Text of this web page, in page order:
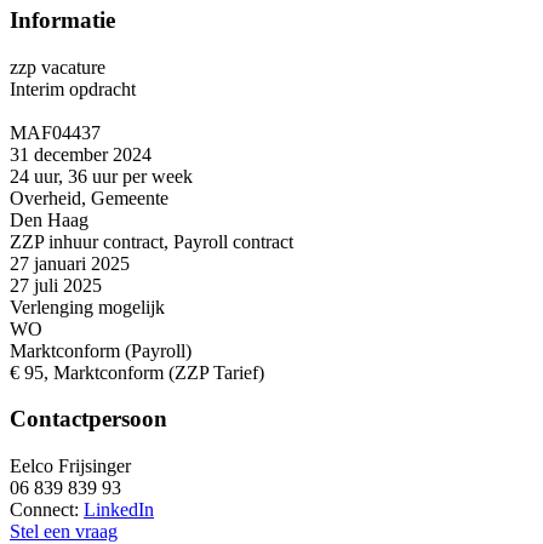
Informatie
zzp vacature
Interim opdracht
MAF04437
31 december 2024
24 uur, 36 uur per week
Overheid, Gemeente
Den Haag
ZZP inhuur contract, Payroll contract
27 januari 2025
27 juli 2025
Verlenging mogelijk
WO
Marktconform (Payroll)
€ 95, Marktconform (ZZP Tarief)
Contactpersoon
Eelco Frijsinger
06 839 839 93
Connect: LinkedIn
Stel een vraag